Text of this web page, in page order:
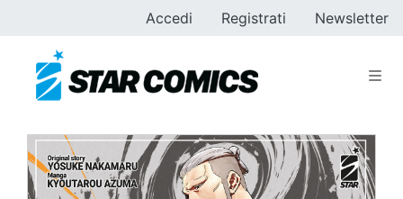
Accedi Registrati Newsletter